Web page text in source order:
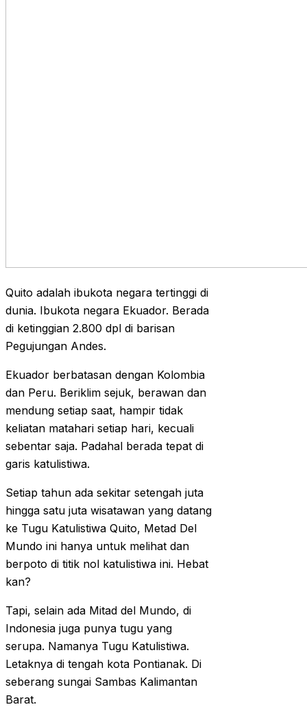
Quito adalah ibukota negara tertinggi di
dunia. Ibukota negara Ekuador. Berada
di ketinggian 2.800 dpl di barisan
Pegujungan Andes.
Ekuador berbatasan dengan Kolombia
dan Peru. Beriklim sejuk, berawan dan
mendung setiap saat, hampir tidak
keliatan matahari setiap hari, kecuali
sebentar saja. Padahal berada tepat di
garis katulistiwa.
Setiap tahun ada sekitar setengah juta
hingga satu juta wisatawan yang datang
ke Tugu Katulistiwa Quito, Metad Del
Mundo ini hanya untuk melihat dan
berpoto di titik nol katulistiwa ini. Hebat
kan?
Tapi, selain ada Mitad del Mundo, di
Indonesia juga punya tugu yang
serupa. Namanya Tugu Katulistiwa.
Letaknya di tengah kota Pontianak. Di
seberang sungai Sambas Kalimantan
Barat.